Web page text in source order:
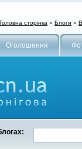
Головна сторінка » Блоги »
Оголошення